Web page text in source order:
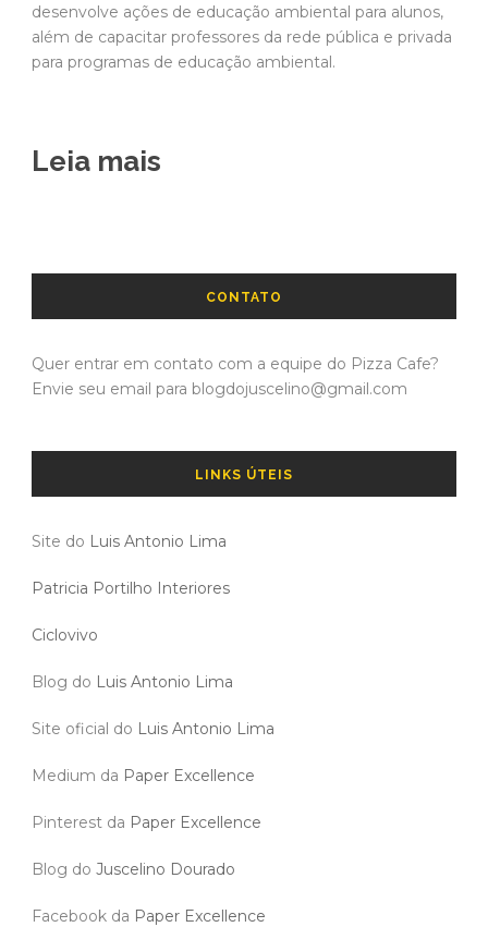
desenvolve ações de educação ambiental para alunos,
além de capacitar professores da rede pública e privada
para programas de educação ambiental.
Leia mais
CONTATO
Quer entrar em contato com a equipe do Pizza Cafe?
Envie seu email para blogdojuscelino@gmail.com
LINKS ÚTEIS
Site do Luis Antonio Lima
Patricia Portilho Interiores
Ciclovivo
Blog do Luis Antonio Lima
Site oficial do Luis Antonio Lima
Medium da Paper Excellence
Pinterest da Paper Excellence
Blog do Juscelino Dourado
Facebook da Paper Excellence